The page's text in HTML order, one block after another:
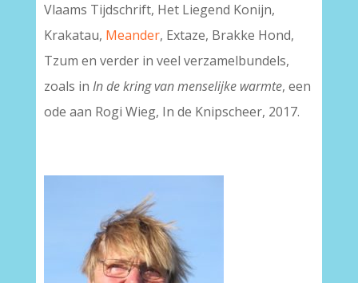
Vlaams Tijdschrift, Het Liegend Konijn,
Krakatau, Meander, Extaze, Brakke Hond,
Tzum en verder in veel verzamelbundels,
zoals in In de kring van menselijke warmte, een
ode aan Rogi Wieg, In de Knipscheer, 2017.